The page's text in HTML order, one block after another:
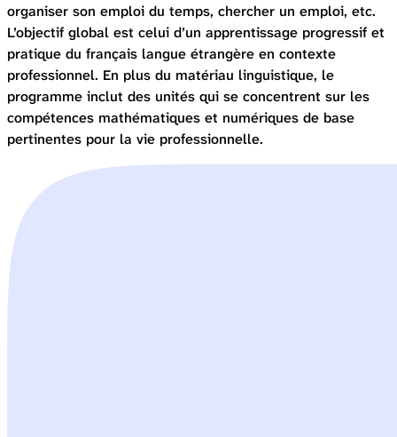
organiser son emploi du temps, chercher un emploi, etc.
L’objectif global est celui d’un apprentissage progressif et
pratique du français langue étrangère en contexte
professionnel. En plus du matériau linguistique, le
programme inclut des unités qui se concentrent sur les
compétences mathématiques et numériques de base
pertinentes pour la vie professionnelle.